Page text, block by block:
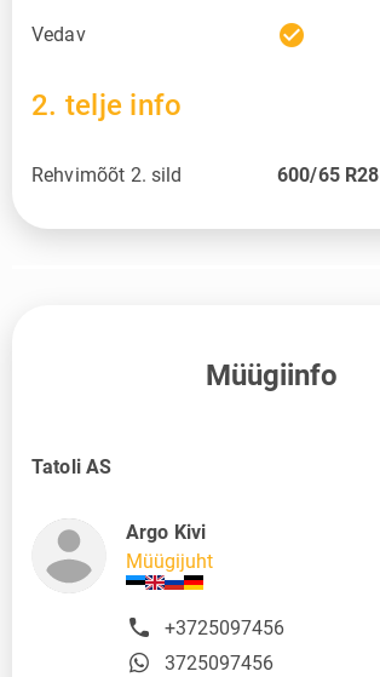
Vedav check_circle
2. telje info
Rehvimõõt 2. sild 600/65 R28
Müügiinfo
Tatoli AS
Argo Kivi
Müügijuht
+3725097456
3725097456